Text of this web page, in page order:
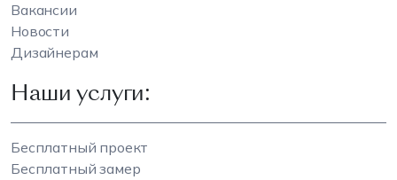
Вакансии
Новости
Дизайнерам
Наши услуги:
Бесплатный проект
Бесплатный замер